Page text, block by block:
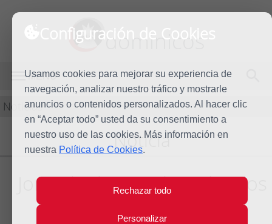
Configuración de Cookies
Usamos cookies para mejorar su experiencia de
navegación, analizar nuestro tráfico y mostrarle
anuncios o contenidos personalizados. Al hacer clic
en “Aceptar todo” usted da su consentimiento a
nuestro uso de las cookies. Más información en
nuestra Política de Cookies.
Rechazar todo
Personalizar
dominicos
MENÚ
Noticias
Noticia
Jornada de estudio sobre los
Dominicos en Andalucía